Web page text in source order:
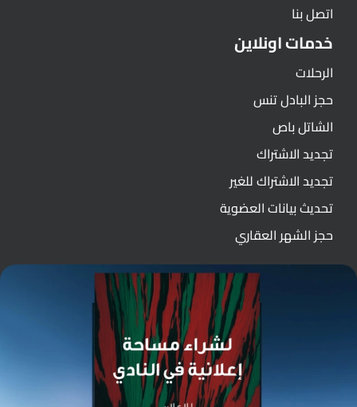
اتصل بنا
خدمات اونلاين
الرحلات
حجز البادل تنس
الشاتل باص
تجديد الاشتراك
تجديد الاشتراك للغير
تحديث بيانات العضوية
حجز الشهر العقاري